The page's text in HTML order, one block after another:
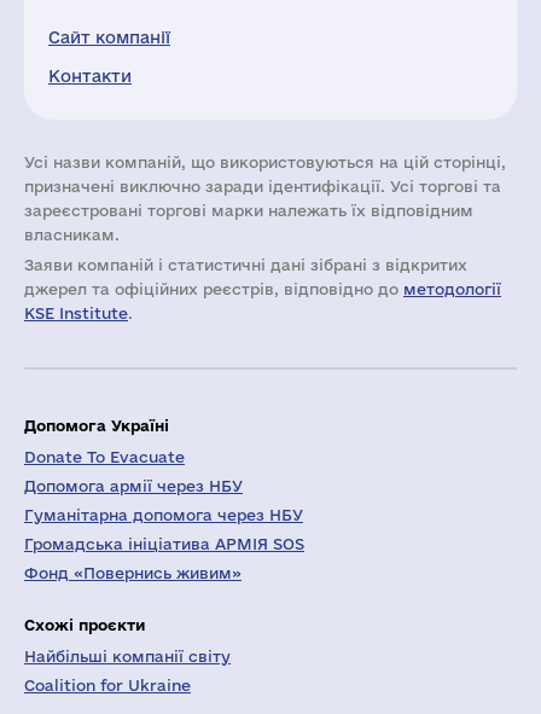
Сайт компанії
Контакти
Усі назви компаній, що використовуються на цій сторінці,
призначені виключно заради ідентифікації. Усі торгові та
зареєстровані торгові марки належать їх відповідним
власникам.
Заяви компаній i статистичні дані зібрані з відкритих
джерел та офіційних реєстрів, відповідно до методології
KSE Institute.
Допомога Україні
Donate To Evacuate
Допомога армії через НБУ
Гуманітарна допомога через НБУ
Громадська ініціатива АРМІЯ SOS
Фонд «Повернись живим»
Схожі проєкти
Найбільші компанії світу
Coalition for Ukraine